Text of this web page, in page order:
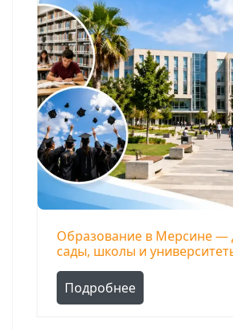
Образование в Мерсине —
сады, школы и
Подробнее